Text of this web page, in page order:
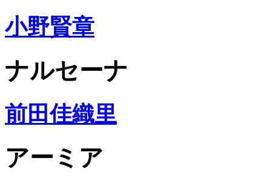
小野賢章
ナルセーナ
前田佳織里
アーミア